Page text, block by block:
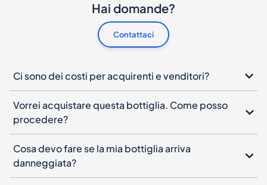
Hai domande?
Contattaci
Ci sono dei costi per acquirenti e venditori?
Vorrei acquistare questa bottiglia. Come posso
procedere?
Cosa devo fare se la mia bottiglia arriva
danneggiata?